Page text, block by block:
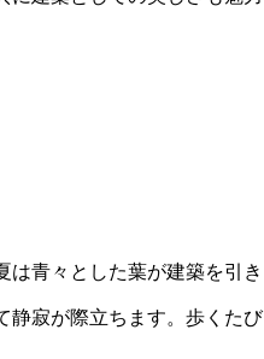
は青々とした葉が建築を引き
静寂が際立ちます。歩くたび